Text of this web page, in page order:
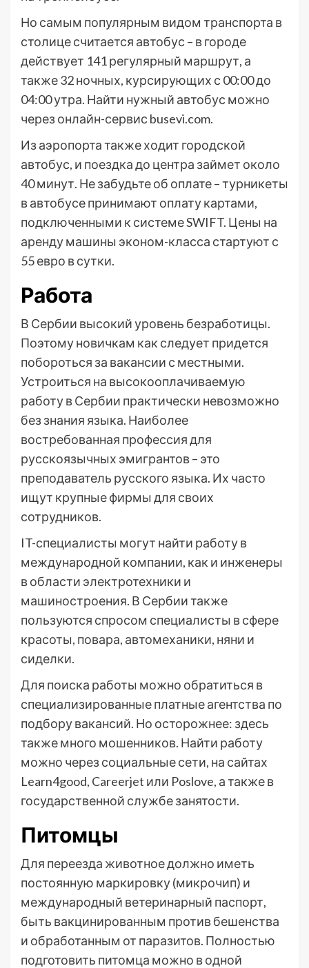
Но самым популярным видом транспорта в
столице считается автобус – в городе
действует 141 регулярный маршрут, а
также 32 ночных, курсирующих с 00:00 до
04:00 утра. Найти нужный автобус можно
через онлайн-сервис busevi.com.
Из аэропорта также ходит городской
автобус, и поездка до центра займет около
40 минут. Не забудьте об оплате – турникеты
в автобусе принимают оплату картами,
подключенными к системе SWIFT. Цены на
аренду машины эконом-класса стартуют с
55 евро в сутки.
Работа
В Сербии высокий уровень безработицы.
Поэтому новичкам как следует придется
побороться за вакансии с местными.
Устроиться на высокооплачиваемую
работу в Сербии практически невозможно
без знания языка. Наиболее
востребованная профессия для
русскоязычных эмигрантов – это
преподаватель русского языка. Их часто
ищут крупные фирмы для своих
сотрудников.
IT-специалисты могут найти работу в
международной компании, как и инженеры
в области электротехники и
машиностроения. В Сербии также
пользуются спросом специалисты в сфере
красоты, повара, автомеханики, няни и
сиделки.
Для поиска работы можно обратиться в
специализированные платные агентства по
подбору вакансий. Но осторожнее: здесь
также много мошенников. Найти работу
можно через социальные сети, на сайтах
Learn4good, Careerjet или Poslove, а также в
государственной службе занятости.
Питомцы
Для переезда животное должно иметь
постоянную маркировку (микрочип) и
международный ветеринарный паспорт,
быть вакцинированным против бешенства
и обработанным от паразитов. Полностью
подготовить питомца можно в одной